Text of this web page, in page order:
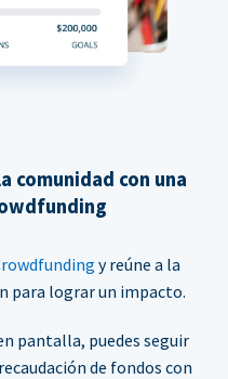
comunidad con una
y reúne a la
para lograr un impacto.
pantalla, puedes seguir
de fondos con